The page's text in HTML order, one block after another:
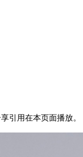
引用在本页面播放。